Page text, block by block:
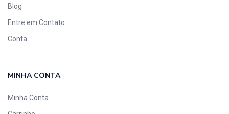
Blog
Entre em Contato
Conta
MINHA CONTA
Minha Conta